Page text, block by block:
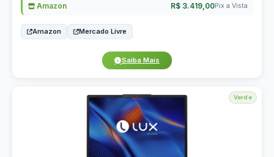
Amazon R$ 3.419,00Pix a Vista
Amazon Mercado Livre
Saiba Mais
Verde